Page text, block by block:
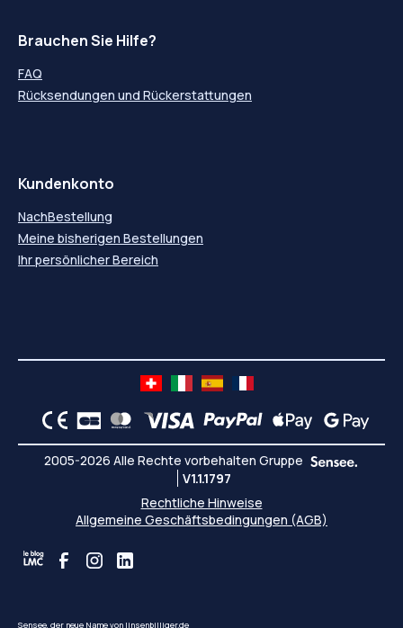
Brauchen Sie Hilfe?
FAQ
Rücksendungen und Rückerstattungen
Kundenkonto
NachBestellung
Meine bisherigen Bestellungen
Ihr persönlicher Bereich
2005-2026 Alle Rechte vorbehalten Gruppe
V1.1.1797
Rechtliche Hinweise
Allgemeine Geschäftsbedingungen (AGB)
Sensee, der neue Name von linsenbilliger.de